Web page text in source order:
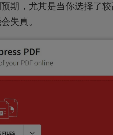
期，尤其是当你选择了
失真。